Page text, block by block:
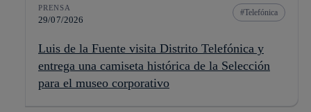
PRENSA
29/07/2026
Telefónica
Luis de la Fuente visita Distrito Telefónica y
entrega una camiseta histórica de la Selección
para el museo corporativo